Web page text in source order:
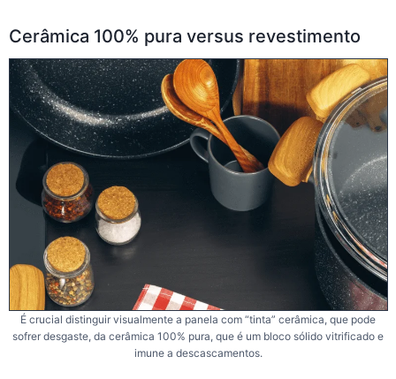
Cerâmica 100% pura versus revestimento
É crucial distinguir visualmente a panela com “tinta” cerâmica, que pode
sofrer desgaste, da cerâmica 100% pura, que é um bloco sólido vitrificado e
imune a descascamentos.